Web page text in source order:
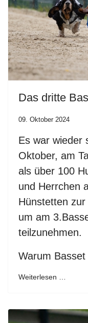
Das dritte
09. Oktober 2024
Es war wieder
Oktober, am
als über 100
und Herrchen
Hünstetten
um am
teilzunehmen.
Warum
Weiterlesen …